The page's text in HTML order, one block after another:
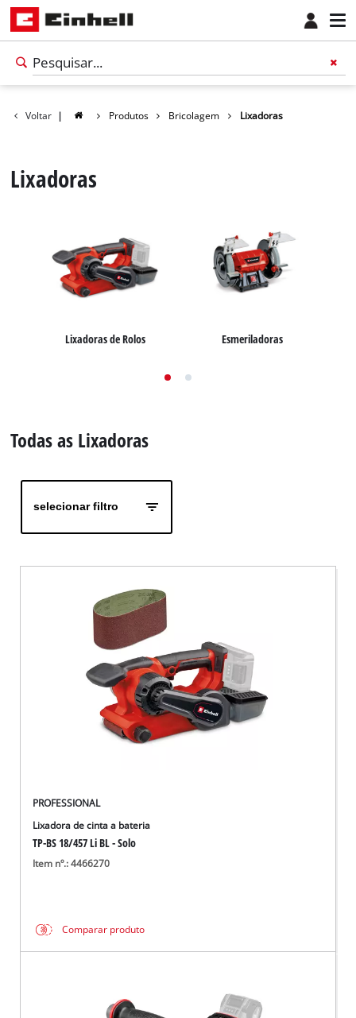
Voltar | Produtos Bricolagem Lixadoras
Lixadoras
Lixadoras de Rolos Esmeriladoras
Todas as Lixadoras
selecionar filtro
PROFESSIONAL
Lixadora de cinta a bateria
TP-BS 18/457 Li BL - Solo
Item nº.: 4466270
Comparar produto